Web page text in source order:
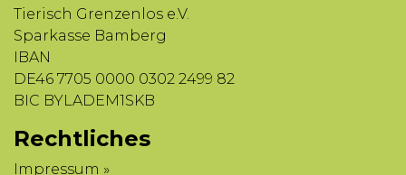
Tierisch Grenzenlos e.V.
Sparkasse Bamberg
IBAN
DE46 7705 0000 0302 2499 82
BIC BYLADEM1SKB
Rechtliches
Impressum »